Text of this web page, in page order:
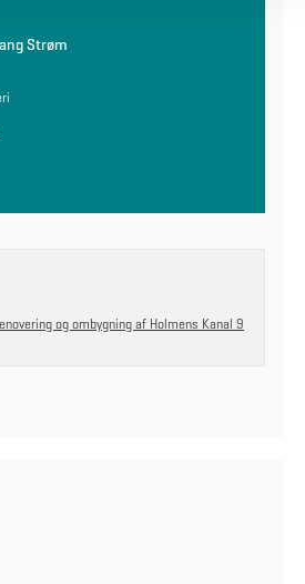
Strøm
og ombygning af Holmens Kanal 9